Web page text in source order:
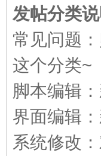
发帖分类说
常见问题
这个分类~
脚本编辑
界面编辑
系统修改